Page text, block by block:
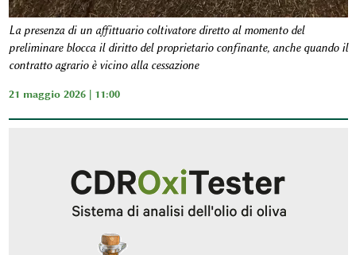
La presenza di un affittuario coltivatore diretto al momento del
preliminare blocca il diritto del proprietario confinante, anche quando il
contratto agrario è vicino alla cessazione
21 maggio 2026 | 11:00